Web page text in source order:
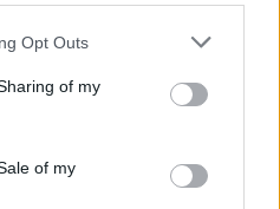
uses one or more Google
behaviour. You may click to
and its third-party tags to
purposes in below Google
Opt Outs
of my
of my